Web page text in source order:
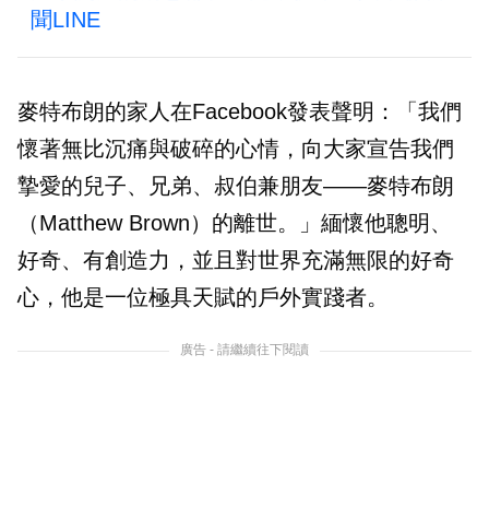
聞LINE
麥特布朗的家人在Facebook發表聲明：「我們
懷著無比沉痛與破碎的心情，向大家宣告我們
摯愛的兒子、兄弟、叔伯兼朋友——麥特布朗
（Matthew Brown）的離世。」緬懷他聰明、
好奇、有創造力，並且對世界充滿無限的好奇
心，他是一位極具天賦的戶外實踐者。
廣告 - 請繼續往下閱讀